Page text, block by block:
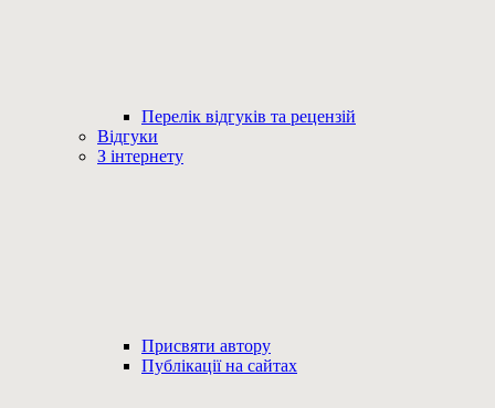
Перелік відгуків та рецензій
Відгуки
З інтернету
Присвяти автору
Публікації на сайтах